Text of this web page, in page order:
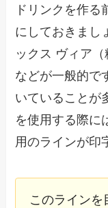
ドリンクを作
にしておきまし
ックス ヴィア
などが一般的で
いていることが
を使用する際に
用のラインが印
このラインを